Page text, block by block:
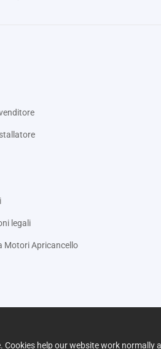
legali
Motori Apricancello
help our website work normally